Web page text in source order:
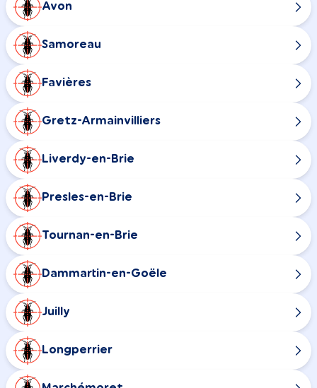
Avon
Samoreau
Favières
Gretz-Armainvilliers
Liverdy-en-Brie
Presles-en-Brie
Tournan-en-Brie
Dammartin-en-Goële
Juilly
Longperrier